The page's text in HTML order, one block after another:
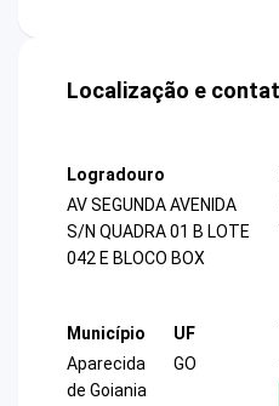
Localização e
Logradouro
AV SEGUNDA AVENIDA
S/N QUADRA 01 B LOTE
042 E BLOCO BOX
Município
Aparecida
de Goiania
UF
GO